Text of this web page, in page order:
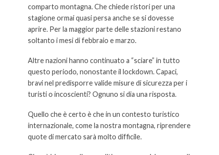
comparto montagna. Che chiede ristori per una
stagione ormai quasi persa anche se si dovesse
aprire. Per la maggior parte delle stazioni restano
soltanto i mesi di febbraio e marzo.
Altre nazioni hanno continuato a “sciare” in tutto
questo periodo, nonostante il lockdown. Capaci,
bravi nel predisporre valide misure di sicurezza per i
turisti o incoscienti? Ognuno si dia una risposta.
Quello che è certo è che in un contesto turistico
internazionale, come la nostra montagna, riprendere
quote di mercato sarà molto difficile.